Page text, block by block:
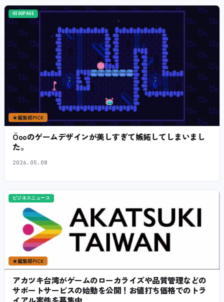
HIGOPAGE
★編集部PICK
Öooのゲームデザインが美しすぎて嫉妬してしまいまし
た。
2026.05.08
ビジネスニュース
★編集部PICK
アカツキ台湾がゲームのローカライズや品質管理などの
サポートサービスの始動を公開！お値打ち価格でのトラ